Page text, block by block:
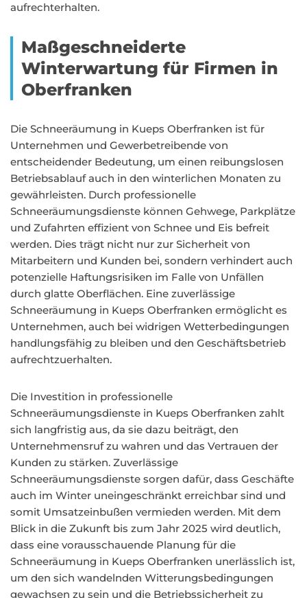
aufrechterhalten.
Maßgeschneiderte
Winterwartung für Firmen in
Oberfranken
Die Schneeräumung in Kueps Oberfranken ist für
Unternehmen und Gewerbetreibende von
entscheidender Bedeutung, um einen reibungslosen
Betriebsablauf auch in den winterlichen Monaten zu
gewährleisten. Durch professionelle
Schneeräumungsdienste können Gehwege, Parkplätze
und Zufahrten effizient von Schnee und Eis befreit
werden. Dies trägt nicht nur zur Sicherheit von
Mitarbeitern und Kunden bei, sondern verhindert auch
potenzielle Haftungsrisiken im Falle von Unfällen
durch glatte Oberflächen. Eine zuverlässige
Schneeräumung in Kueps Oberfranken ermöglicht es
Unternehmen, auch bei widrigen Wetterbedingungen
handlungsfähig zu bleiben und den Geschäftsbetrieb
aufrechtzuerhalten.
Die Investition in professionelle
Schneeräumungsdienste in Kueps Oberfranken zahlt
sich langfristig aus, da sie dazu beiträgt, den
Unternehmensruf zu wahren und das Vertrauen der
Kunden zu stärken. Zuverlässige
Schneeräumungsdienste sorgen dafür, dass Geschäfte
auch im Winter uneingeschränkt erreichbar sind und
somit Umsatzeinbußen vermieden werden. Mit dem
Blick in die Zukunft bis zum Jahr 2025 wird deutlich,
dass eine vorausschauende Planung für die
Schneeräumung in Kueps Oberfranken unerlässlich ist,
um den sich wandelnden Witterungsbedingungen
gewachsen zu sein und die Betriebssicherheit zu